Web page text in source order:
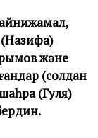
(Назифа)
және
(солдан
(Гуля)